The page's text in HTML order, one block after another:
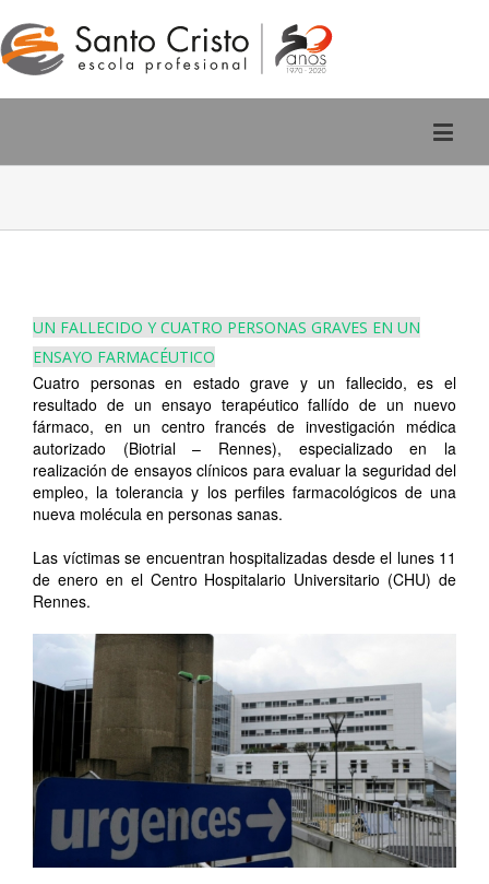
988 220 588
UN FALLECIDO Y CUATRO PERSONAS GRAVES EN UN
ENSAYO FARMACÉUTICO
Cuatro personas en estado grave y un fallecido, es el
resultado de un ensayo terapéutico fallído de un nuevo
fármaco, en un centro francés de investigación médica
autorizado (Biotrial – Rennes), especializado en la
realización de ensayos clínicos para evaluar la seguridad del
empleo, la tolerancia y los perfiles farmacológicos de una
nueva molécula en personas sanas.
Las víctimas se encuentran hospitalizadas desde el lunes 11
de enero en el Centro Hospitalario Universitario (CHU) de
Rennes.